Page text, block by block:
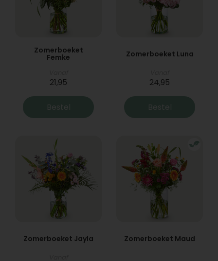
Zomerboeket
Femke
21,95
Bestel
Zomerboeket Luna
24,95
Bestel
Zomerboeket Jayla Zomerboeket Maud